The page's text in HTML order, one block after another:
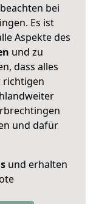
bei
Es ist
Aspekte des
und zu
dass alles
richtigen
und dafür
und erhalten